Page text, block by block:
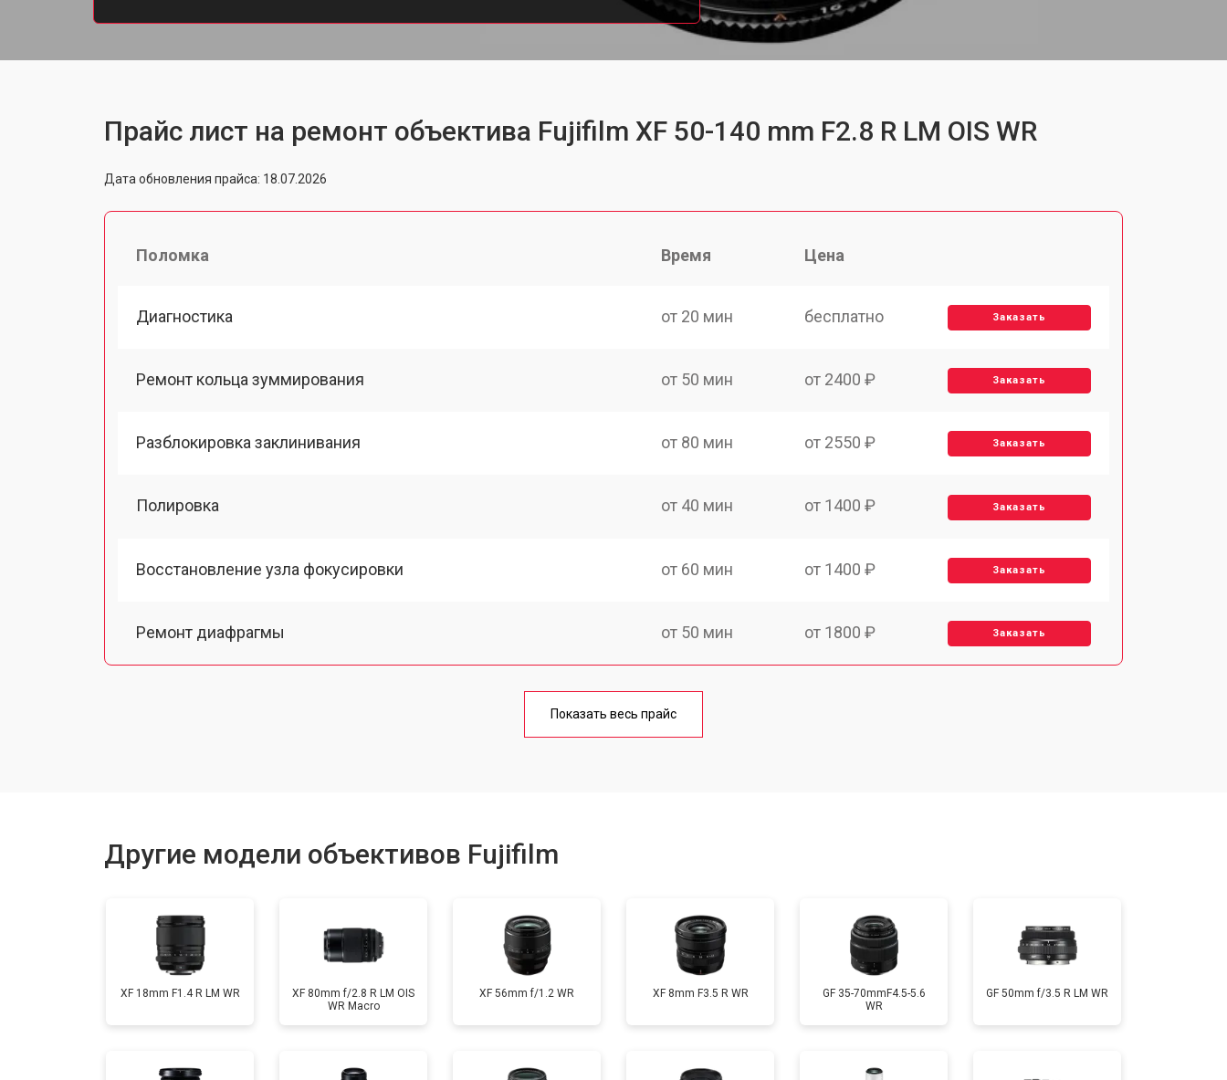
Прайс лист на ремонт объектива Fujifilm XF 50-140 mm F2.8 R LM OIS WR
Дата обновления прайса: 18.07.2026
Поломка Время Цена
Диагностика от 20 мин бесплатно Заказать
Ремонт кольца зуммирования от 50 мин от 2400 ₽ Заказать
Разблокировка заклинивания от 80 мин от 2550 ₽ Заказать
Полировка от 40 мин от 1400 ₽ Заказать
Восстановление узла фокусировки от 60 мин от 1400 ₽ Заказать
Ремонт диафрагмы от 50 мин от 1800 ₽ Заказать
от 50 мин
Показать весь прайс
Другие модели объективов Fujifilm
XF 18mm F1.4 R LM WR
XF 80mm f/2.8 R LM OIS
WR Macro
XF 56mm f/1.2 WR XF 8mm F3.5 R WR
GF 35-70mmF4.5-5.6
WR
GF 50mm f/3.5 R LM WR